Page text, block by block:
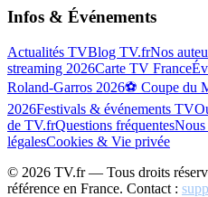
Infos & Événements
Actualités TVBlog TV.frNos
streaming 2026Carte TV France
Roland-Garros 2026⚽ Coupe du
2026Festivals & événements TV
de TV.frQuestions fréquentesNous
légalesCookies & Vie privée
© 2026 TV.fr — Tous droits
référence en France. Contact :